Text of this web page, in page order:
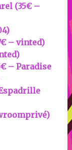
(35€ –
– vinted)
– Paradise